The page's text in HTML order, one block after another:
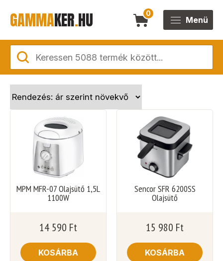
GAMMAKER.HU 0
Menü
MPM MFR-07 Olajsütő 1,5L
1100W
14 590 Ft
KOSÁRBA
Sencor SFR 6200SS
Olajsütő
15 980 Ft
KOSÁRBA